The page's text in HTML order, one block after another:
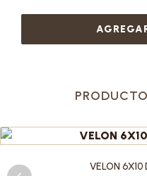
VELON